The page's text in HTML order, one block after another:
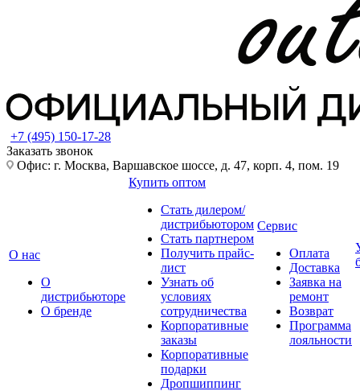
+7 (495) 150-17-28
Заказать звонок
Офис: г. Москва, Варшавское шоссе, д. 47, корп. 4, пом. 19
О нас
О
дистрибьюторе
О бренде
Купить оптом
Стать дилером/
дистрибьютором
Стать партнером
Получить прайс-
лист
Узнать об
условиях
сотрудничества
Корпоративные
заказы
Корпоративные
подарки
Дропшиппинг
Сервис
Оплата
Доставка
Заявка на
ремонт
Возврат
Программа
лояльности